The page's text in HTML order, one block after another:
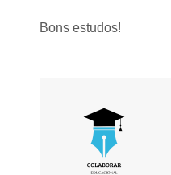
Bons estudos!